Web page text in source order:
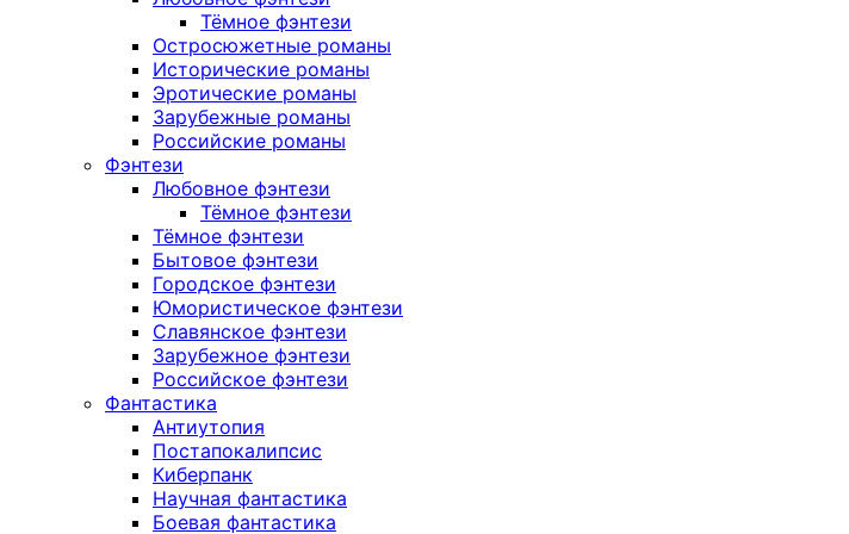
Тёмное фэнтези
Остросюжетные романы
Исторические романы
Эротические романы
Зарубежные романы
Российские романы
Фэнтези
Любовное фэнтези
Тёмное фэнтези
Тёмное фэнтези
Бытовое фэнтези
Городское фэнтези
Юмористическое фэнтези
Славянское фэнтези
Зарубежное фэнтези
Российское фэнтези
Фантастика
Антиутопия
Постапокалипсис
Киберпанк
Научная фантастика
Боевая фантастика